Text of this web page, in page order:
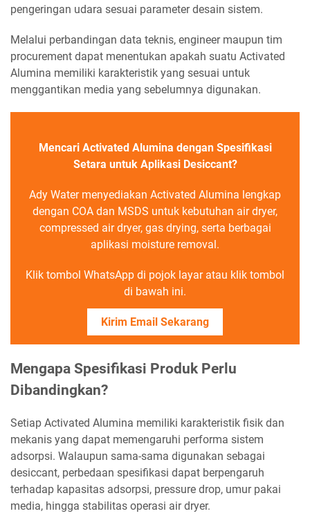
pengeringan udara sesuai parameter desain sistem.
Melalui perbandingan data teknis, engineer maupun tim
procurement dapat menentukan apakah suatu Activated
Alumina memiliki karakteristik yang sesuai untuk
menggantikan media yang sebelumnya digunakan.
Mencari Activated Alumina dengan Spesifikasi
Setara untuk Aplikasi Desiccant?
Ady Water menyediakan Activated Alumina lengkap
dengan COA dan MSDS untuk kebutuhan air dryer,
compressed air dryer, gas drying, serta berbagai
aplikasi moisture removal.
Klik tombol WhatsApp di pojok layar atau klik tombol
di bawah ini.
Kirim Email Sekarang
Mengapa Spesifikasi Produk Perlu
Dibandingkan?
Setiap Activated Alumina memiliki karakteristik fisik dan
mekanis yang dapat memengaruhi performa sistem
adsorpsi. Walaupun sama-sama digunakan sebagai
desiccant, perbedaan spesifikasi dapat berpengaruh
terhadap kapasitas adsorpsi, pressure drop, umur pakai
media, hingga stabilitas operasi air dryer.